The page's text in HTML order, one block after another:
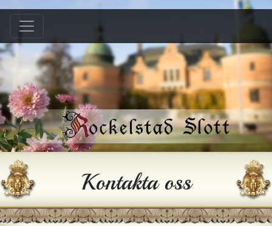
Hem
B &B
Bröllop
Konferens
Festlokal
Hyra hus
Historia
Gården
Kontakta oss